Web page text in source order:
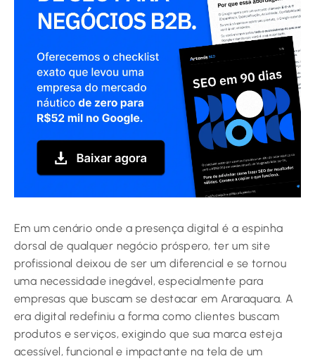
Em um cenário onde a presença digital é a espinha
dorsal de qualquer negócio próspero, ter um site
profissional deixou de ser um diferencial e se tornou
uma necessidade inegável, especialmente para
empresas que buscam se destacar em Araraquara. A
era digital redefiniu a forma como clientes buscam
produtos e serviços, exigindo que sua marca esteja
acessível, funcional e impactante na tela de um